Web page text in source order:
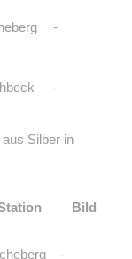
-
-
Silber in
Bild
-